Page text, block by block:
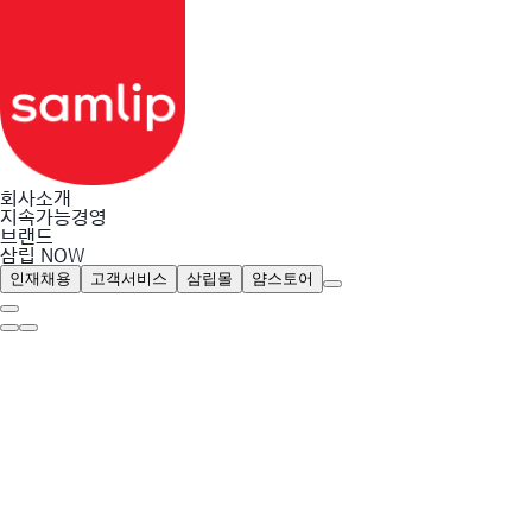
회사소개
지속가능경영
브랜드
삼립 NOW
인재채용 고객서비스 삼립몰 얌스토어